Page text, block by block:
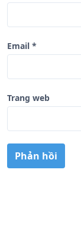
Email *
Trang web